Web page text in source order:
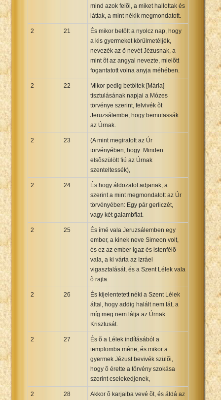
mind azok felõl, a miket hallottak és
láttak, a mint nékik megmondatott.
2 21
És mikor betölt a nyolcz nap, hogy
a kis gyermeket körülmetéljék,
nevezék az õ nevét Jézusnak, a
mint õt az angyal nevezte, mielõtt
fogantatott volna anyja méhében.
2 22
Mikor pedig betöltek [Mária]
tisztulásának napjai a Mózes
törvénye szerint, felvivék õt
Jeruzsálembe, hogy bemutassák
az Úrnak.
2 23
(A mint megiratott az Úr
törvényében, hogy: Minden
elsõszülött fiú az Úrnak
szenteltessék),
2 24
És hogy áldozatot adjanak, a
szerint a mint megmondatott az Úr
törvényében: Egy pár gerliczét,
vagy két galambfiat.
2 25
És ímé vala Jeruzsálemben egy
ember, a kinek neve Simeon volt,
és ez az ember igaz és istenfélõ
vala, a ki várta az Izráel
vigasztalását, és a Szent Lélek vala
õ rajta.
2 26
És kijelentetett néki a Szent Lélek
által, hogy addig halált nem lát, a
míg meg nem látja az Úrnak
Krisztusát.
2 27
És õ a Lélek indításából a
templomba méne, és mikor a
gyermek Jézust bevivék szülõi,
hogy õ érette a törvény szokása
szerint cselekedjenek,
2 28 Akkor õ karjaiba vevé õt, és áldá az